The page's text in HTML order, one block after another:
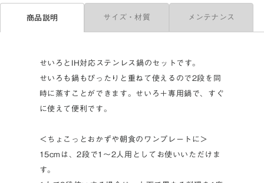
商品説明 サイズ・材質 メンテナンス
せいろとIH対応ステンレス鍋のセットです。
せいろも鍋もぴったりと重ねて使えるので2段を同
時に蒸すことができます。せいろ＋専用鍋で、すぐ
に使えて便利です。
＜ちょこっとおかずや朝食のワンプレートに＞
15cmは、2段で1～2人用としてお使いいただけま
す。